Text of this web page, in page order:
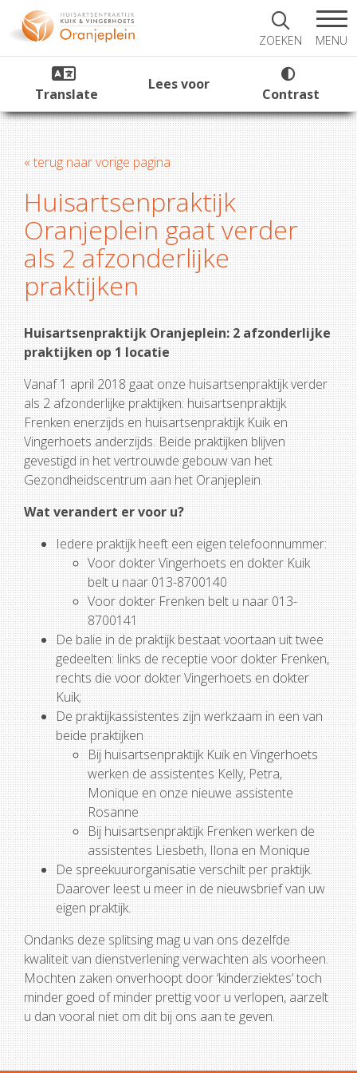
ZOEKEN MENU
Translate
Lees voor
Contrast
« terug naar vorige pagina
Huisartsenpraktijk
Oranjeplein gaat verder
als 2 afzonderlijke
praktijken
Huisartsenpraktijk Oranjeplein: 2 afzonderlijke
praktijken op 1 locatie
Vanaf 1 april 2018 gaat onze huisartsenpraktijk verder
als 2 afzonderlijke praktijken: huisartsenpraktijk
Frenken enerzijds en huisartsenpraktijk Kuik en
Vingerhoets anderzijds. Beide praktijken blijven
gevestigd in het vertrouwde gebouw van het
Gezondheidscentrum aan het Oranjeplein.
Wat verandert er voor u?
Iedere praktijk heeft een eigen telefoonnummer:
Voor dokter Vingerhoets en dokter Kuik
belt u naar 013-8700140
Voor dokter Frenken belt u naar 013-
8700141
De balie in de praktijk bestaat voortaan uit twee
gedeelten: links de receptie voor dokter Frenken,
rechts die voor dokter Vingerhoets en dokter
Kuik;
De praktijkassistentes zijn werkzaam in een van
beide praktijken
Bij huisartsenpraktijk Kuik en Vingerhoets
werken de assistentes Kelly, Petra,
Monique en onze nieuwe assistente
Rosanne
Bij huisartsenpraktijk Frenken werken de
assistentes Liesbeth, Ilona en Monique
De spreekuurorganisatie verschilt per praktijk.
Daarover leest u meer in de nieuwsbrief van uw
eigen praktijk.
Ondanks deze splitsing mag u van ons dezelfde
kwaliteit van dienstverlening verwachten als voorheen.
Mochten zaken onverhoopt door ‘kinderziektes’ toch
minder goed of minder prettig voor u verlopen, aarzelt
u dan vooral niet om dit bij ons aan te geven.